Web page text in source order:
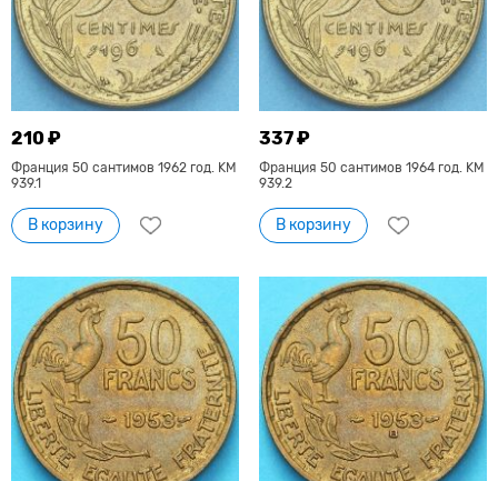
210 ₽
Франция 50 сантимов 1962 год. KM
939.1
В корзину
337 ₽
Франция 50 сантимов 1964 год. KM
939.2
В корзину